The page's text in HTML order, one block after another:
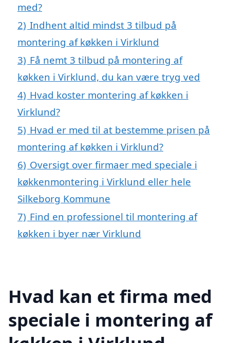
med?
2) Indhent altid mindst 3 tilbud på
montering af køkken i Virklund
3) Få nemt 3 tilbud på montering af
køkken i Virklund, du kan være tryg ved
4) Hvad koster montering af køkken i
Virklund?
5) Hvad er med til at bestemme prisen på
montering af køkken i Virklund?
6) Oversigt over firmaer med speciale i
køkkenmontering i Virklund eller hele
Silkeborg Kommune
7) Find en professionel til montering af
køkken i byer nær Virklund
Hvad kan et firma med
speciale i montering af